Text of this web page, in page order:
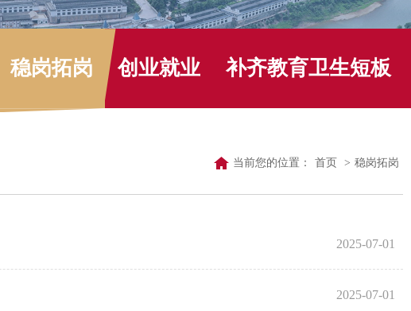
稳岗拓岗 创业就业 补齐教育卫生短板
当前您的位置： 首页 > 稳岗拓岗
2025-07-01
2025-07-01